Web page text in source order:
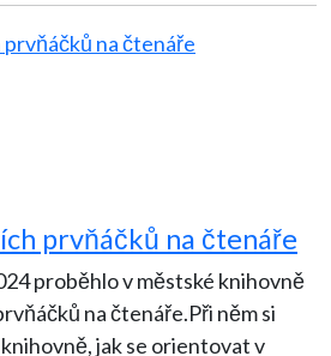
prvňáčků na čtenáře
proběhlo v městské knihovně
na čtenáře.Při něm si
jak se orientovat v